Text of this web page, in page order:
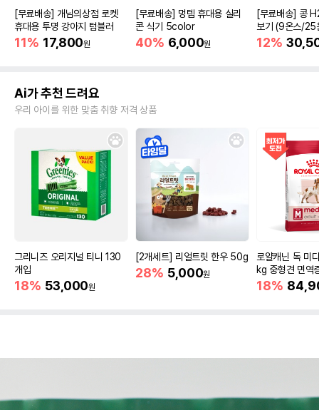
[무료배송] 개님의상점 로켓
휴대용 투명 강아지 텀블러
11% 17,800원
[무료배송] 멍템 휴대용 실리
콘 식기 5color
40% 6,000원
[무료배송] 콩
보기 (9온스/25
12%
Ai가 추천 드려요
우리 아이를 위한 맞춤 취향 저격 상품
그리니즈 오리지널 티니 130
개입
18% 53,000원
[2개세트] 리얼트릿 한우 50g
28% 5,000원
로얄캐닌 독 미
kg 중형견 면역
18%